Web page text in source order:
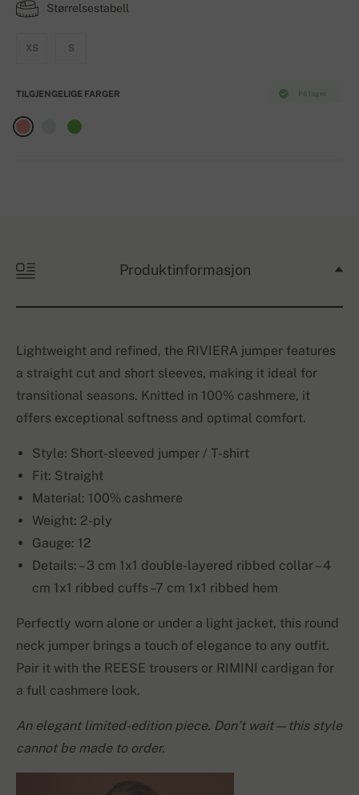
Størrelsestabell
XS S
På lager
TILGJENGELIGE FARGER
Produktinformasjon
Lightweight and refined, the RIVIERA jumper features
a straight cut and short sleeves, making it ideal for
transitional seasons. Knitted in 100% cashmere, it
offers exceptional softness and optimal comfort.
Style: Short-sleeved jumper / T-shirt
Fit: Straight
Material: 100% cashmere
Weight: 2-ply
Gauge: 12
Details: – 3 cm 1x1 double-layered ribbed collar – 4
cm 1x1 ribbed cuffs –7 cm 1x1 ribbed hem
Perfectly worn alone or under a light jacket, this round
neck jumper brings a touch of elegance to any outfit.
Pair it with the REESE trousers or RIMINI cardigan for
a full cashmere look.
An elegant limited-edition piece. Don’t wait—this style
cannot be made to order.